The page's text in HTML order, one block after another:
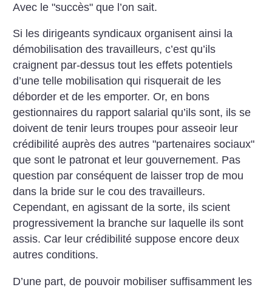
Avec le "succès" que l’on sait.
Si les dirigeants syndicaux organisent ainsi la
démobilisation des travailleurs, c’est qu’ils
craignent par-dessus tout les effets potentiels
d’une telle mobilisation qui risquerait de les
déborder et de les emporter. Or, en bons
gestionnaires du rapport salarial qu’ils sont, ils se
doivent de tenir leurs troupes pour asseoir leur
crédibilité auprès des autres "partenaires sociaux"
que sont le patronat et leur gouvernement. Pas
question par conséquent de laisser trop de mou
dans la bride sur le cou des travailleurs.
Cependant, en agissant de la sorte, ils scient
progressivement la branche sur laquelle ils sont
assis. Car leur crédibilité suppose encore deux
autres conditions.
D’une part, de pouvoir mobiliser suffisamment les